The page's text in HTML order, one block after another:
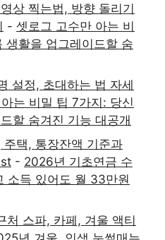
상 찍는법, 방향 돌리기
- 셋로그 고수만 아는 비
생활을 업그레이드할 숨
설정, 초대하는 법 자세
는 비밀 팁 7가지: 당신
할 숨겨진 기능 대공개
택, 통장잔액 기준과
- 2026년 기초연금 수
소득 있어도 월 33만원
처 스파, 카페, 겨울 액티